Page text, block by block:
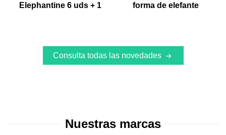
Elephantine 6 uds + 1
forma de elefante
Consulta todas las novedades
Nuestras marcas